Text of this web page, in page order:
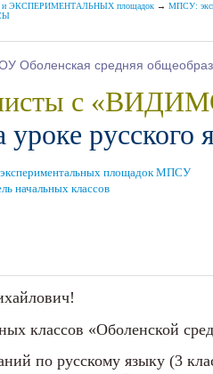
и ЭКСПЕРИМЕНТАЛЬНЫХ площадок→ МПСУ:
Оболенская средняя
листы с
уроке русского
площадок МПСУ
начальных классов
классов «Оболенской
по русскому языку (3